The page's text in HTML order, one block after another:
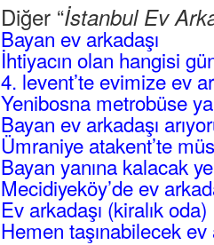
Diğer “İstanbul Ev
Bayan ev arkadaşı
İhtiyacın olan hangisi
4. levent’te evimize ev
Yenibosna metrobüse
Bayan ev arkadaşı
Ümraniye atakent’te
Bayan yanına kalacak
Mecidiyeköy’de ev
Ev arkadaşı (kiralık oda)
Hemen taşınabilecek ev